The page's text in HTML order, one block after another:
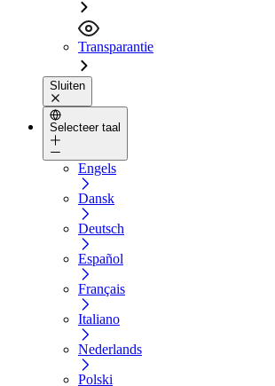
Transparantie
Sluiten
Selecteer taal
Engels
Dansk
Deutsch
Español
Français
Italiano
Nederlands
Polski